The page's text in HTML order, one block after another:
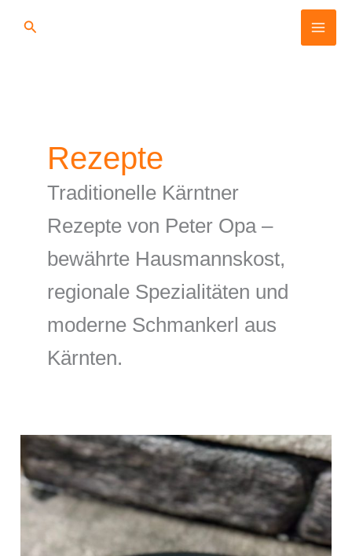
InhaltSuchen
Rezepte
Traditionelle Kärntner
Rezepte von Peter Opa –
bewährte Hausmannskost,
regionale Spezialitäten und
moderne Schmankerl aus
Kärnten.